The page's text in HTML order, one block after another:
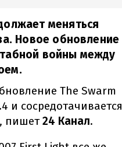
меняться
Новое обновление
войны между
The Swarm
и сосредотачивается
пишет24 Канал.